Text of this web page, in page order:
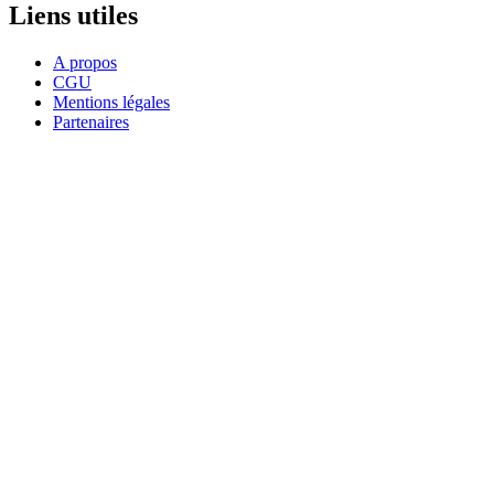
Liens utiles
A propos
CGU
Mentions légales
Partenaires